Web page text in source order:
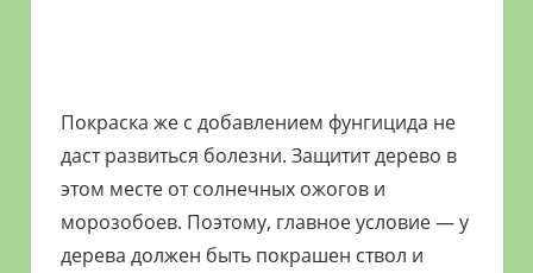
Покраска же с добавлением фунгицида не
даст развиться болезни. Защитит дерево в
этом месте от солнечных ожогов и
морозобоев. Поэтому, главное условие — у
дерева должен быть покрашен ствол и